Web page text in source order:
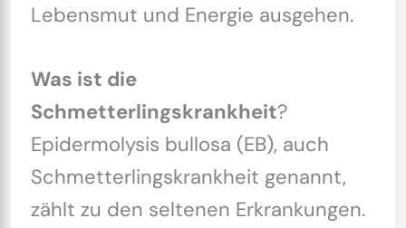
Lebensmut und Energie ausgehen.
Was ist die
Schmetterlingskrankheit?
Epidermolysis bullosa (EB), auch
Schmetterlingskrankheit genannt,
zählt zu den seltenen Erkrankungen.